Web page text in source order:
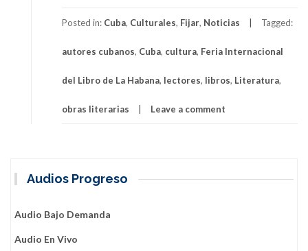
Posted in: Cuba, Culturales, Fijar, Noticias Tagged:
autores cubanos, Cuba, cultura, Feria Internacional
del Libro de La Habana, lectores, libros, Literatura,
obras literarias Leave a comment
Audios Progreso
Audio Bajo Demanda
Audio En Vivo